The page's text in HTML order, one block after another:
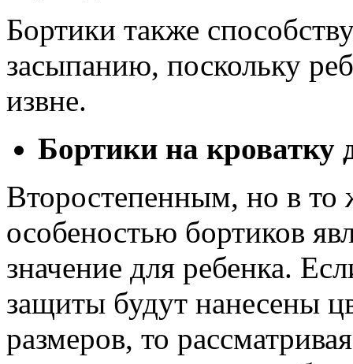
Бортики также
засыпанию, поскольку
извне.
Бортики на кроватку
Второстепенным, но в то
особеностью бортиков
значение для ребенка.
защиты будут нанесены
размеров, то